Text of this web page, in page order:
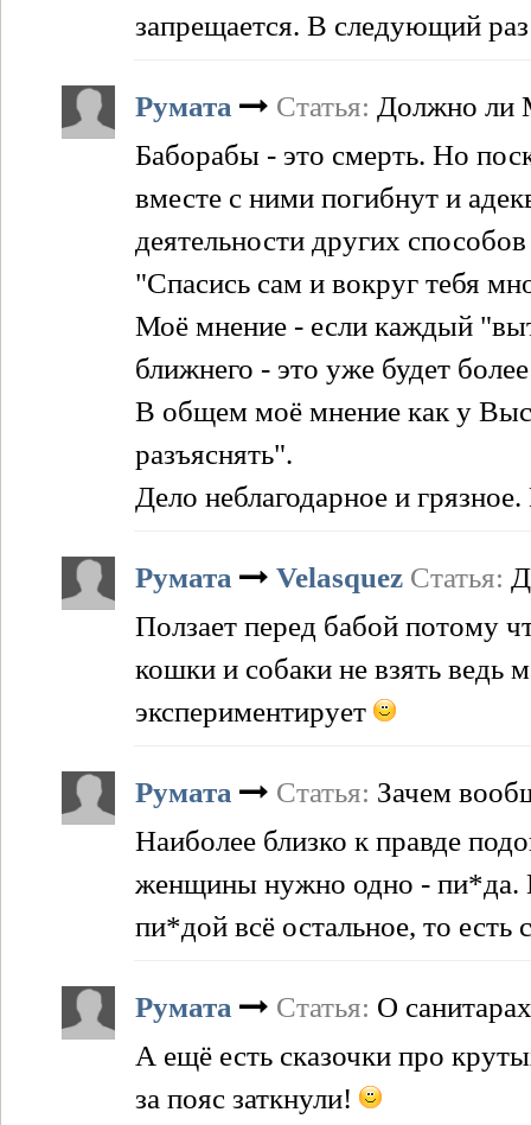
запрещается. В следующий
Румата Статья: Должно ли
Баборабы - это смерть. Но
вместе с ними погибнут и
деятельности других
"Спасись сам и вокруг тебя
Моё мнение - если каждый
ближнего - это уже будет
В общем моё мнение как у
разъяснять".
Дело неблагодарное и
Румата Velasquez Статья:
Ползает перед бабой потому
кошки и собаки не взять ведь
экспериментирует
Румата Статья: Зачем
Наиболее близко к правде
женщины нужно одно - пи*да.
пи*дой всё остальное, то есть
Румата Статья: О
А ещё есть сказочки про
за пояс заткнули!